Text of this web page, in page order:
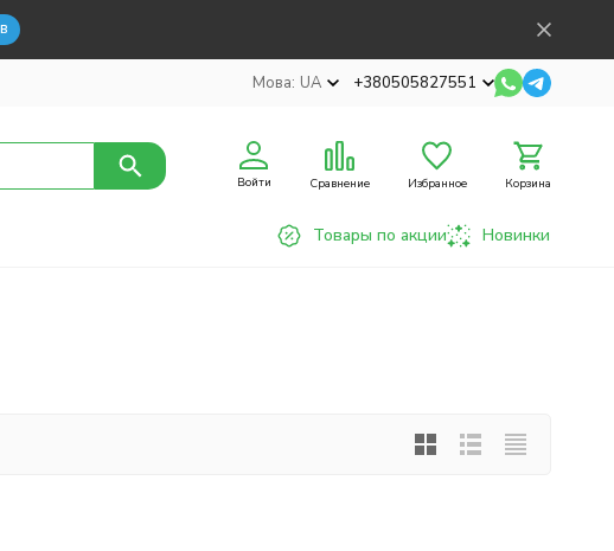
Мова: UA +380505827551
Войти Сравнение Избранное Корзина
Товары по акции Новинки